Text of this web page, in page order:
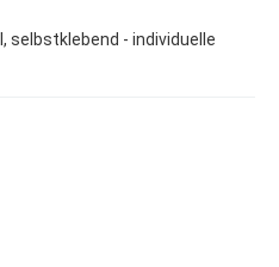
- individuelle